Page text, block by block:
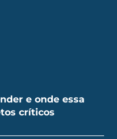
e onde essa
críticos